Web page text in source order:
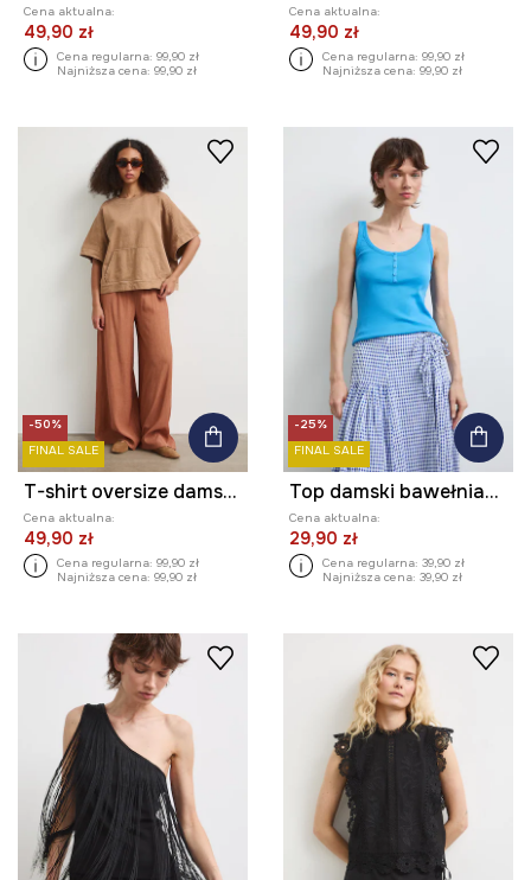
Cena aktualna:
49,90 zł
Cena regularna: 99,90 zł
Najniższa cena: 99,90 zł
Cena aktualna:
49,90 zł
Cena regularna: 99,90 zł
Najniższa cena: 99,90 zł
-50%
FINAL SALE
T-shirt oversize damski bawełniany gładki
Cena aktualna:
49,90 zł
Cena regularna: 99,90 zł
Najniższa cena: 99,90 zł
-25%
FINAL SALE
Top damski bawełniany z elastanem gładki
Cena aktualna:
29,90 zł
Cena regularna: 39,90 zł
Najniższa cena: 39,90 zł